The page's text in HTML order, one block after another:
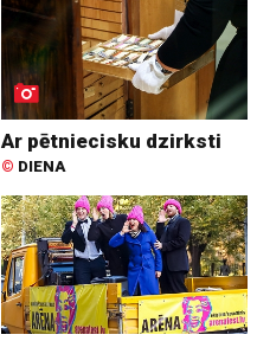
Ar pētniecisku dzirksti
© DIENA